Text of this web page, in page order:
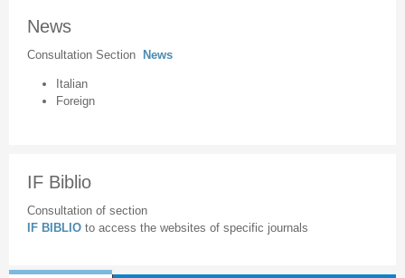
News
Consultation Section News
Italian
Foreign
IF Biblio
Consultation of section
IF BIBLIO to access the websites of specific journals